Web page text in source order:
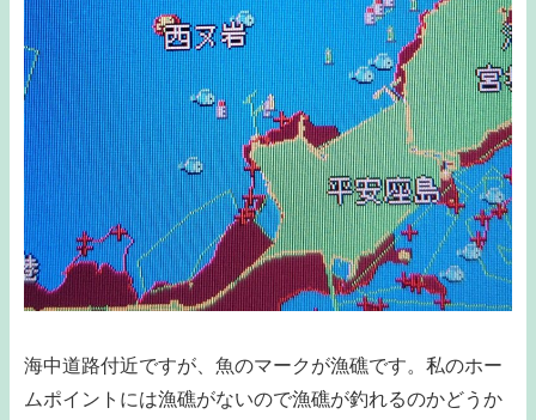
海中道路付近ですが、魚のマークが漁礁です。私のホー
ムポイントには漁礁がないので漁礁が釣れるのかどうか